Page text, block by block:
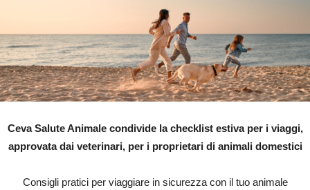
Ceva Salute Animale condivide la checklist estiva per i viaggi,
approvata dai veterinari, per i proprietari di animali domestici
Consigli pratici per viaggiare in sicurezza con il tuo animale